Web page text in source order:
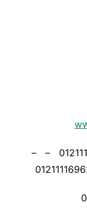
موبايل: 01211116954 – – 01211116956 – –